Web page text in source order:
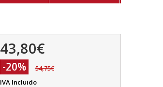
43,80€
-20%
54,75€
IVA Incluido